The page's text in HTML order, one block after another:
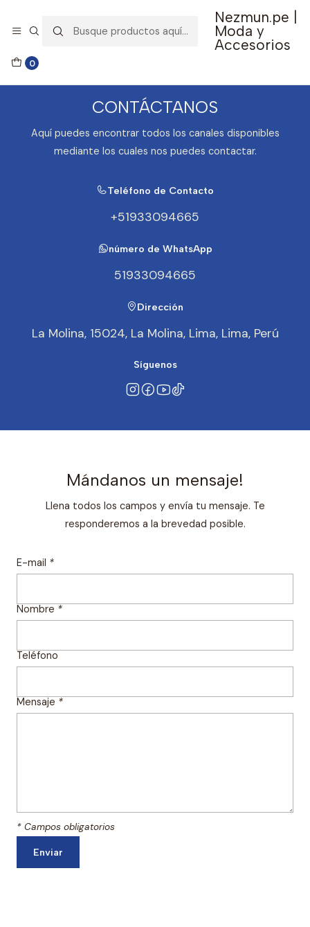
Nezmun.pe |
Moda y
Accesorios
0
🚚 Envío GRATIS por compras mayores a S/ 150
CONTÁCTANOS
Aquí puedes encontrar todos los canales disponibles
mediante los cuales nos puedes contactar.
Teléfono de Contacto
+51933094665
número de WhatsApp
51933094665
Dirección
La Molina, 15024, La Molina, Lima, Lima, Perú
Síguenos
Mándanos un mensaje!
Llena todos los campos y envía tu mensaje. Te
responderemos a la brevedad posible.
E-mail *
Nombre *
Teléfono
Mensaje *
* Campos obligatorios